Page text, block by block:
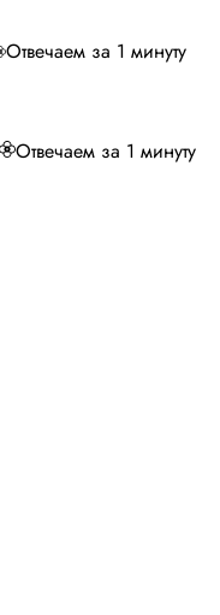
Отвечаем за 1 минуту
Отвечаем за 1 минуту